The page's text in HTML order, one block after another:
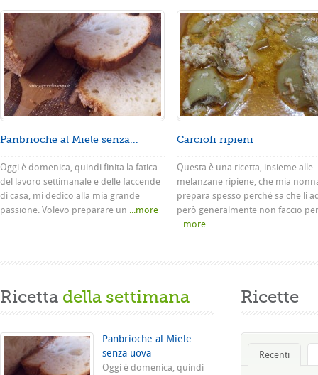
Panbrioche al Miele senza...
Oggi è domenica, quindi finita la fatica
del lavoro settimanale e delle faccende
di casa, mi dedico alla mia grande
passione. Volevo preparare un ...more
Carciofi ripieni
Questa è una ricetta, insieme alle
melanzane ripiene, che mia
prepara spesso perché sa che li
però generalmente non faccio
...more
Ricetta della settimana
Panbrioche al Miele
senza uova
Oggi è domenica, quindi
Ricette
Recenti